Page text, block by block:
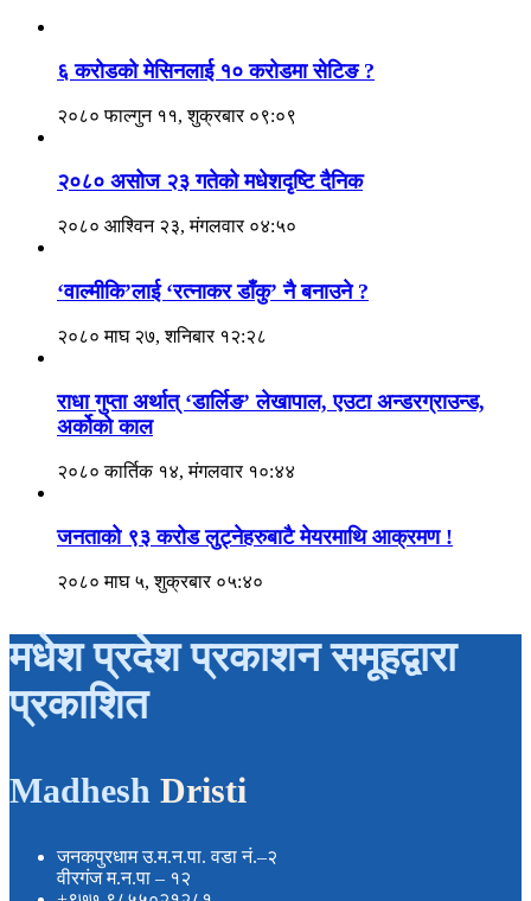
६ करोडको मेसिनलाई १० करोडमा सेटिङ ?
२०८० फाल्गुन ११, शुक्रबार ०९:०९
२०८० असोज २३ गतेको मधेशदृष्टि दैनिक
२०८० आश्विन २३, मंगलवार ०४:५०
‘वाल्मीकि’लाई ‘रत्नाकर डाँकु’ नै बनाउने ?
२०८० माघ २७, शनिबार १२:२८
राधा गुप्ता अर्थात् ‘डार्लिङ’ लेखापाल, एउटा अन्डरग्राउन्ड,
अर्कोको काल
२०८० कार्तिक १४, मंगलवार १०:४४
जनताको ९३ करोड लुट्नेहरुबाटै मेयरमाथि आक्रमण !
२०८० माघ ५, शुक्रबार ०५:४०
मधेश प्रदेश प्रकाशन समूहद्वारा
प्रकाशित
Madhesh Dristi
जनकपुरधाम उ.म.न.पा. वडा नं.–२
वीरगंज म.न.पा – १२